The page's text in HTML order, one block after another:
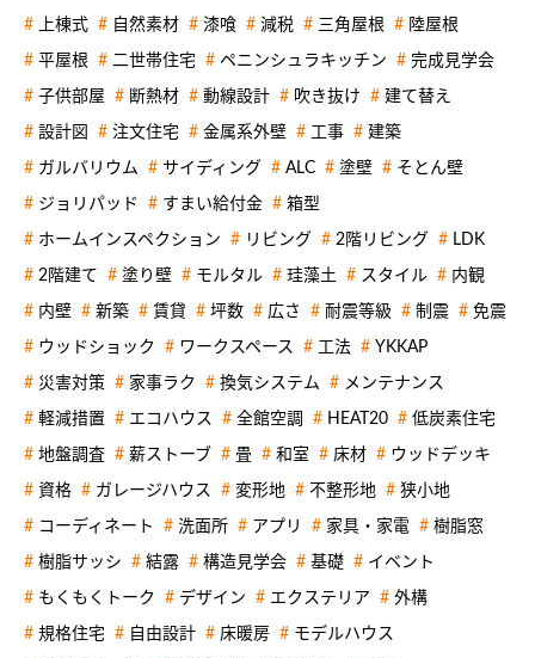
上棟式 自然素材 漆喰 減税 三角屋根 陸屋根
平屋根 二世帯住宅 ペニンシュラキッチン 完成見学会
子供部屋 断熱材 動線設計 吹き抜け 建て替え
設計図 注文住宅 金属系外壁 工事 建築
ガルバリウム サイディング ALC 塗壁 そとん壁
ジョリパッド すまい給付金 箱型
ホームインスペクション リビング 2階リビング LDK
2階建て 塗り壁 モルタル 珪藻土 スタイル 内観
内壁 新築 賃貸 坪数 広さ 耐震等級 制震 免震
ウッドショック ワークスペース 工法 YKKAP
災害対策 家事ラク 換気システム メンテナンス
軽減措置 エコハウス 全館空調 HEAT20 低炭素住宅
地盤調査 薪ストーブ 畳 和室 床材 ウッドデッキ
資格 ガレージハウス 変形地 不整形地 狭小地
コーディネート 洗面所 アプリ 家具・家電 樹脂窓
樹脂サッシ 結露 構造見学会 基礎 イベント
もくもくトーク デザイン エクステリア 外構
規格住宅 自由設計 床暖房 モデルハウス